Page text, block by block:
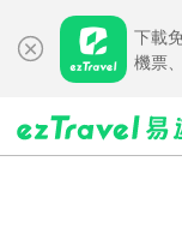
下載
機票